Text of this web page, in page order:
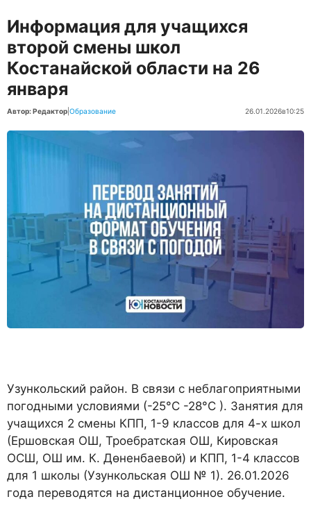
Информация для учащихся
второй смены школ
Костанайской области на 26
января
Автор: Редактор Образование 26.01.2026в10:25
Узункольский район. В связи с неблагоприятными
погодными условиями (-25°С -28°С ). Занятия для
учащихся 2 смены КПП, 1-9 классов для 4-х школ
(Ершовская ОШ, Троебратская ОШ, Кировская
ОСШ, ОШ им. К. Дөненбаевой) и КПП, 1-4 классов
для 1 школы (Узункольская ОШ № 1). 26.01.2026
года переводятся на дистанционное обучение.